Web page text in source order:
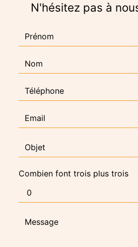
N'hésitez pas à
Combien font trois plus trois